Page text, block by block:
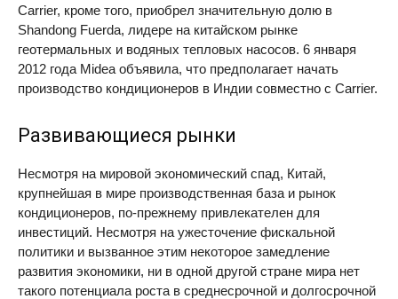
Carrier, кроме того, приобрел значительную долю в
Shandong Fuerda, лидере на китайском рынке
геотермальных и водяных тепловых насосов. 6 января
2012 года Midea объявила, что предполагает начать
производство кондиционеров в Индии совместно с Carrier.
Развивающиеся рынки
Несмотря на мировой экономический спад, Китай,
крупнейшая в мире производственная база и рынок
кондиционеров, по-прежнему привлекателен для
инвестиций. Несмотря на ужесточение фискальной
политики и вызванное этим некоторое замедление
развития экономики, ни в одной другой стране мира нет
такого потенциала роста в среднесрочной и долгосрочной